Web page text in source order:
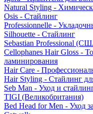
Natural Styling -
Osis - Стайлинг
Professionnelle -
Silhouette - Стайлинг
Sebastian Professional
Cellophanes Hair Gloss -
ламинирования
Hair Care -
Hair Styling - Стайлинг
Seb Man - Уход и
TIGI (Великобритания)
Bed Head for Men - Уход